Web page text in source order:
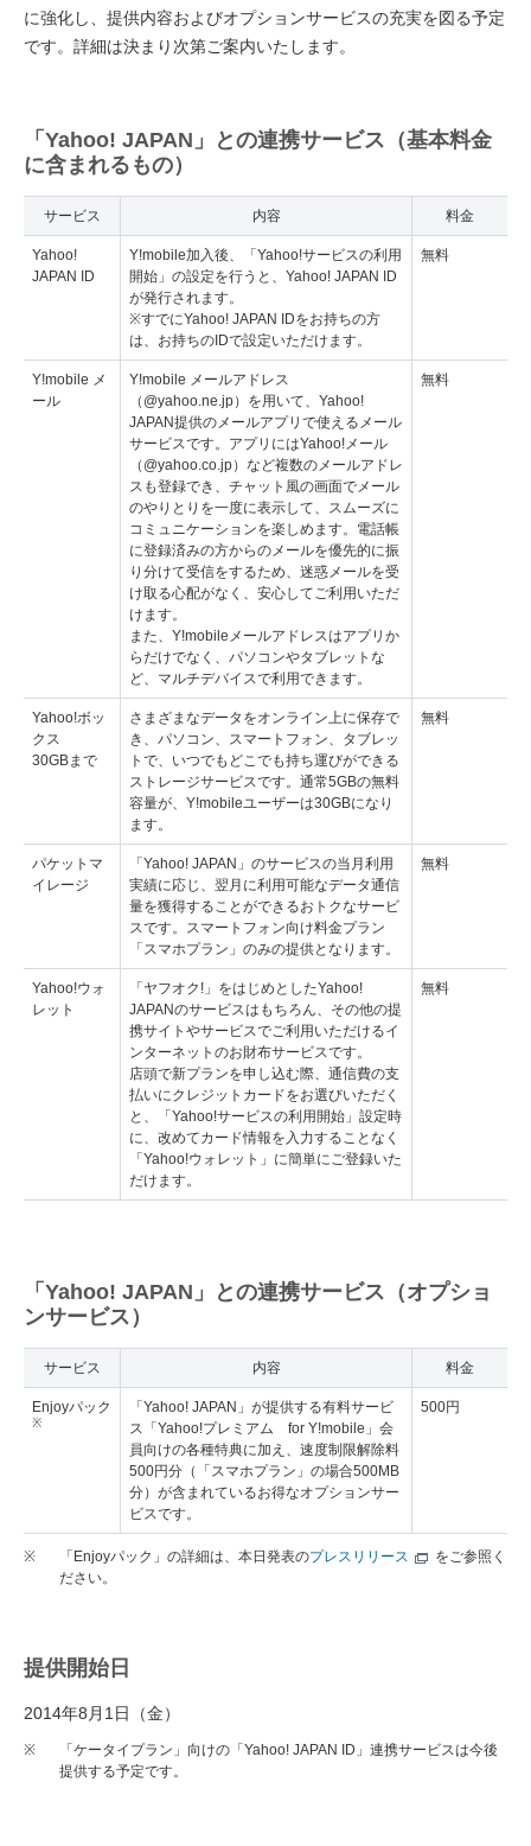
に強化し、提供内容およびオプションサービスの充実を図る予定
です。詳細は決まり次第ご案内いたします。
「Yahoo! JAPAN」との連携サービス（基本料金
に含まれるもの）
サービス 内容 料金
Yahoo!
JAPAN ID
Y!mobile加入後、「Yahoo!サービスの利用
開始」の設定を行うと、Yahoo! JAPAN ID
が発行されます。
※すでにYahoo! JAPAN IDをお持ちの方
は、お持ちのIDで設定いただけます。
無料
Y!mobile メ
ール
Y!mobile メールアドレス
（@yahoo.ne.jp）を用いて、Yahoo!
JAPAN提供のメールアプリで使えるメール
サービスです。アプリにはYahoo!メール
（@yahoo.co.jp）など複数のメールアドレ
スも登録でき、チャット風の画面でメール
のやりとりを一度に表示して、スムーズに
コミュニケーションを楽しめます。電話帳
に登録済みの方からのメールを優先的に振
り分けて受信をするため、迷惑メールを受
け取る心配がなく、安心してご利用いただ
けます。
また、Y!mobileメールアドレスはアプリか
らだけでなく、パソコンやタブレットな
ど、マルチデバイスで利用できます。
無料
Yahoo!ボッ
クス
30GBまで
さまざまなデータをオンライン上に保存で
き、パソコン、スマートフォン、タブレッ
トで、いつでもどこでも持ち運びができる
ストレージサービスです。通常5GBの無料
容量が、Y!mobileユーザーは30GBになり
ます。
無料
パケットマ
イレージ
「Yahoo! JAPAN」のサービスの当月利用
実績に応じ、翌月に利用可能なデータ通信
量を獲得することができるおトクなサービ
スです。スマートフォン向け料金プラン
「スマホプラン」のみの提供となります。
無料
Yahoo!ウォ
レット
「ヤフオク!」をはじめとしたYahoo!
JAPANのサービスはもちろん、その他の提
携サイトやサービスでご利用いただけるイ
ンターネットのお財布サービスです。
店頭で新プランを申し込む際、通信費の支
払いにクレジットカードをお選びいただく
と、「Yahoo!サービスの利用開始」設定時
に、改めてカード情報を入力することなく
「Yahoo!ウォレット」に簡単にご登録いた
だけます。
無料
「Yahoo! JAPAN」との連携サービス（オプショ
ンサービス）
サービス 内容 料金
Enjoyパック
※
「Yahoo! JAPAN」が提供する有料サービ
ス「Yahoo!プレミアム for Y!mobile」会
員向けの各種特典に加え、速度制限解除料
500円分（「スマホプラン」の場合500MB
分）が含まれているお得なオプションサー
ビスです。
500円
※ 「Enjoyパック」の詳細は、本日発表のプレスリリース
をご参照く
ださい。
提供開始日
2014年8月1日（金）
※
「ケータイプラン」向けの「Yahoo! JAPAN ID」連携サービスは今後
提供する予定です。